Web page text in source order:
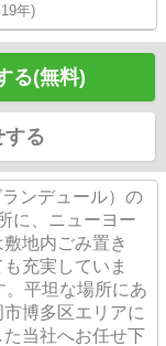
年)
る(無料)
する
ンデュール）の
に、ニューヨー
地内ごみ置き
充実していま
平坦な場所にあ
博多区エリアに
当社へお任せ下